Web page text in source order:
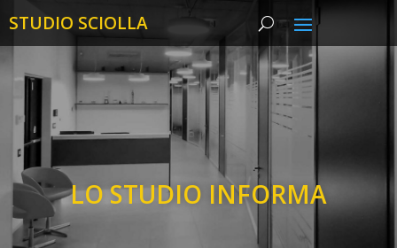
LO STUDIO INFORMA